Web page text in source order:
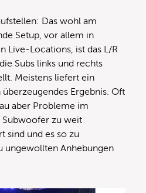
Das wohl am
Setup, vor allem in
Live-Locations, ist das L/R
Subs links und rechts
Meistens liefert ein
Ergebnis. Oft
aber Probleme im
Subwoofer zu weit
sind und es so zu
ungewollten Anhebungen